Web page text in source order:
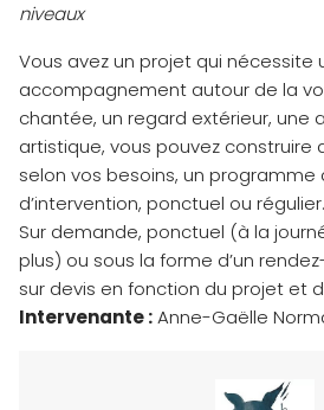
niveaux
Vous avez un projet qui nécessite
accompagnement autour de la
chantée, un regard extérieur, une
artistique, vous pouvez construire
selon vos besoins, un
d’intervention, ponctuel ou régulier.
Sur demande, ponctuel (à la
plus) ou sous la forme d’un
sur devis en fonction du projet et
Intervenante :Anne-Gaëlle